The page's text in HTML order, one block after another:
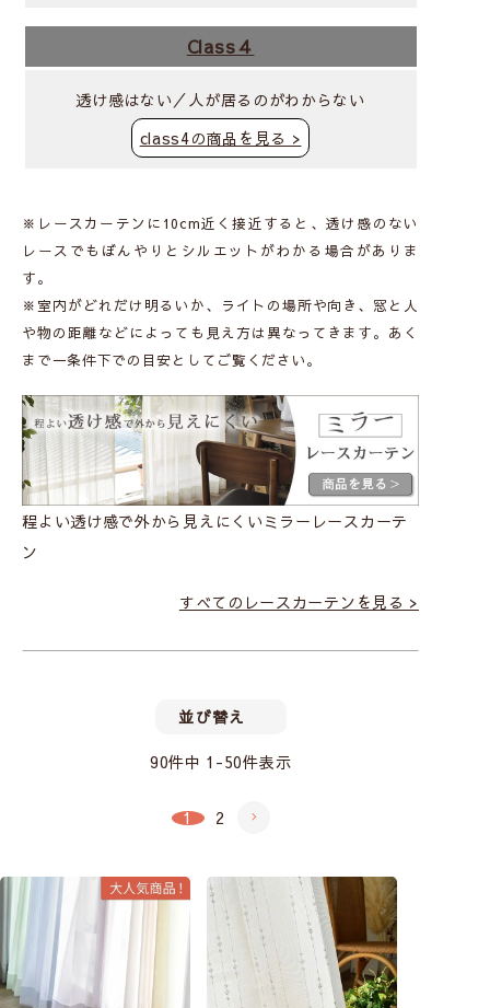
Class４
透け感はない／人が居るのがわからない
class4の商品を見る >
※レースカーテンに10cm近く接近すると、透け感のない
レースでもぼんやりとシルエットがわかる場合がありま
す。
※室内がどれだけ明るいか、ライトの場所や向き、窓と人
や物の距離などによっても見え方は異なってきます。あく
まで一条件下での目安としてご覧ください。
程よい透け感で外から見えにくいミラーレースカーテ
ン
すべてのレースカーテンを見る >
並び替え
90件中 1 -50件表示
1 2